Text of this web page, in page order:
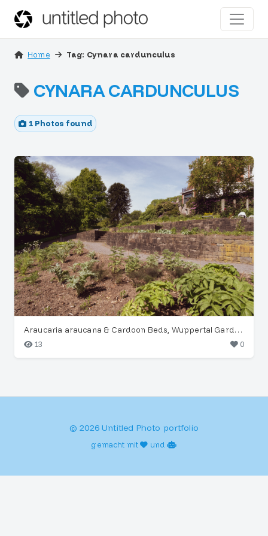
Home Tag: Cynara cardunculus
CYNARA CARDUNCULUS
1 Photos found
Araucaria araucana & Cardoon Beds, Wuppertal Garden
13
0
© 2026 Untitled Photo portfolio
gemacht mit und